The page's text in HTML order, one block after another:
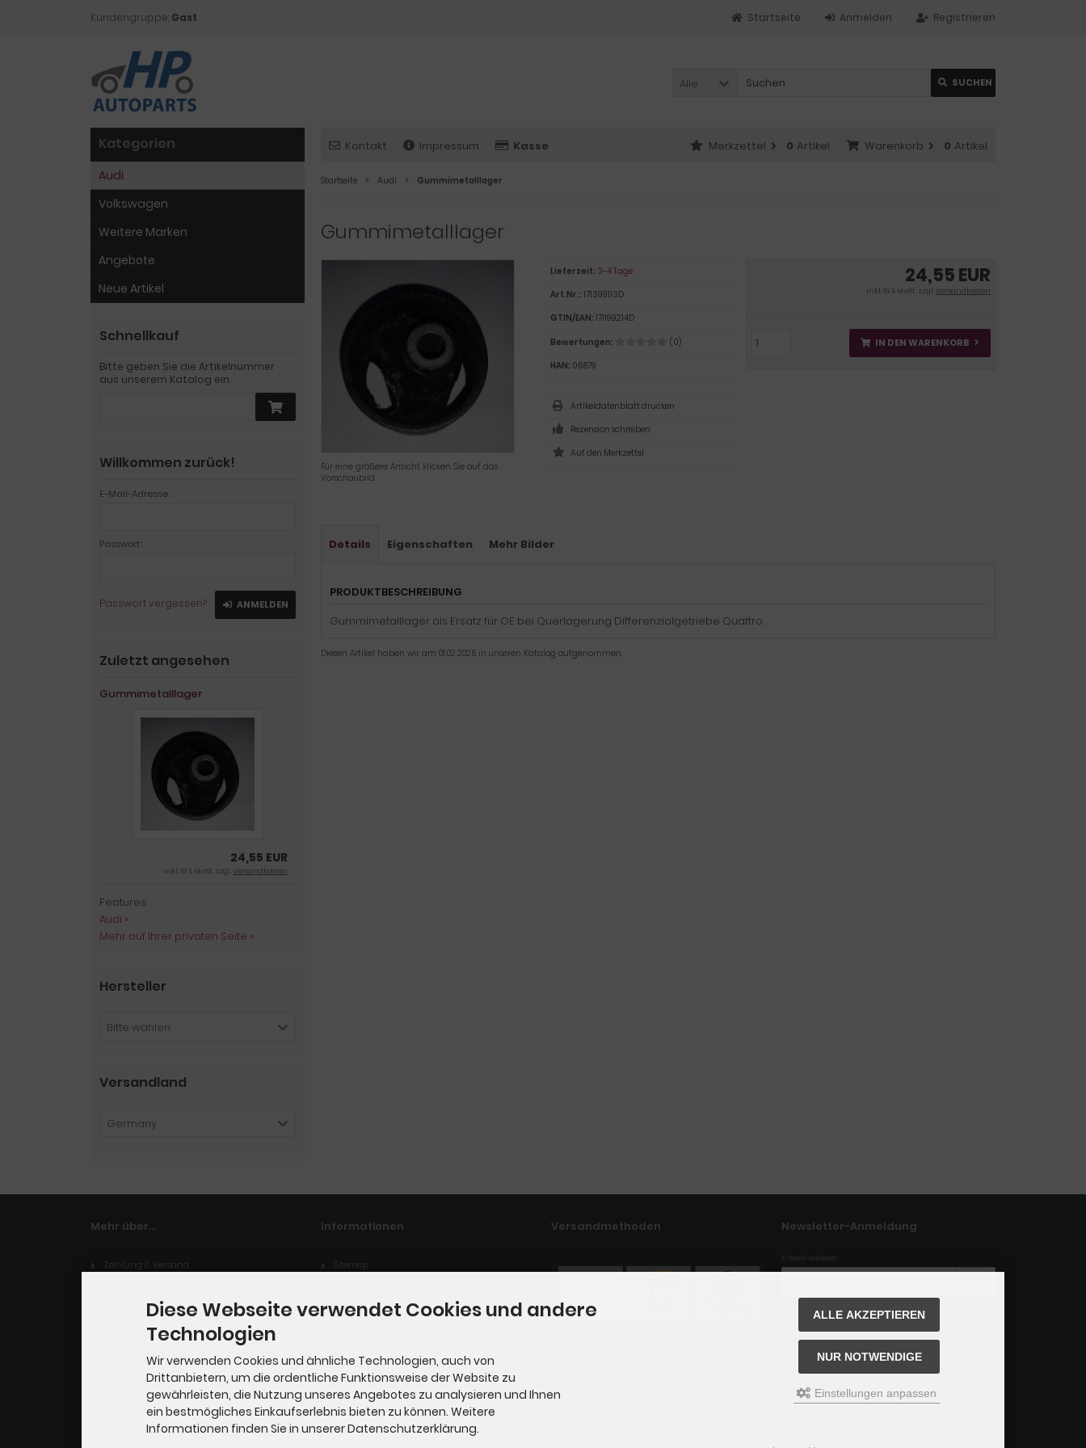
Kundengruppe: Gast Registrieren
Anmelden
Startseite
Alle SUCHEN
Kontakt Impressum Kasse Warenkorb 0 Artikel
Merkzettel 0 Artikel
Startseite Audi Gummimetalllager
Gummimetalllager
Für eine größere Ansicht klicken Sie auf das
Vorschaubild
24,55 EUR
inkl. 19 % MwSt. zzgl.Versandkosten
IN DEN WARENKORB
Lieferzeit: 3-4 Tage
Art.Nr.: 171399113D
GTIN/EAN: 171199214D
Bewertungen:
(0)
HAN: 06879
Artikeldatenblatt drucken
Rezension schreiben
Details Eigenschaften Mehr Bilder
PRODUKTBESCHREIBUNG
Gummimetalllager als Ersatz für OE bei Querlagerung Differenzialgetriebe Quattro.
Diesen Artikel haben wir am 01.02.2026 in unseren Katalog aufgenommen.
Kategorien
Audi
Volkswagen
Weitere Marken
Angebote
Neue Artikel
Schnellkauf
Bitte geben Sie die Artikelnummer
aus unserem Katalog ein.
Willkommen zurück!
E-Mail-Adresse:
Passwort:
Passwort vergessen? ANMELDEN
Zuletzt angesehen
Gummimetalllager
24,55 EUR
inkl. 19 % MwSt. zzgl.Versandkosten
Features:
Audi »
Mehr auf Ihrer privaten Seite »
Hersteller
Bitte wählen
Versandland
Germany
Mehr über...
Zahlung & Versand
Unsere AGB
Impressum
Widerrufsrecht
Cookie Einstellungen
Informationen
Sitemap
Versandmethoden Newsletter-Anmeldung
E-Mail-Adresse:
Der Newsletter kann jederzeit hier oder in Ihrem Kunden
konto abbestellt werden.
Diese Webseite verwendet Cookies und andere
Technologien
Wir verwenden Cookies und ähnliche Technologien, auch von
Drittanbietern, um die ordentliche Funktionsweise der Website zu
gewährleisten, die Nutzung unseres Angebotes zu analysieren und Ihnen
ein bestmögliches Einkaufserlebnis bieten zu können. Weitere
Informationen finden Sie in unserer Datenschutzerklärung.
ALLE AKZEPTIEREN
NUR NOTWENDIGE
Einstellungen anpassen